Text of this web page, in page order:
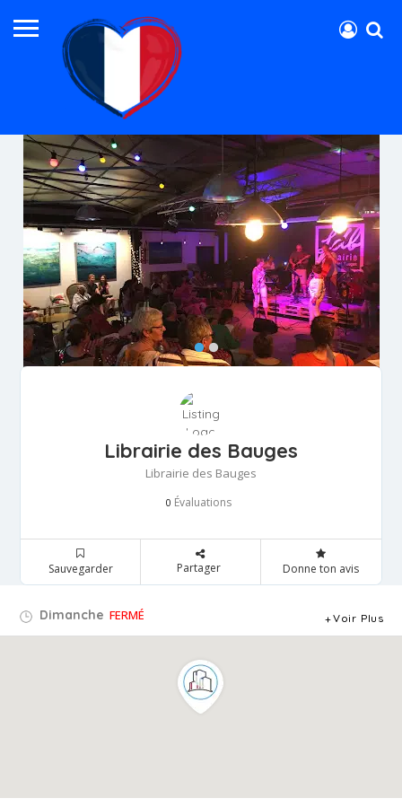
Librairie des Bauges
Librairie des Bauges
0 Évaluations
Sauvegarder Partager Donne ton avis
Dimanche FERMÉ Voir Plus